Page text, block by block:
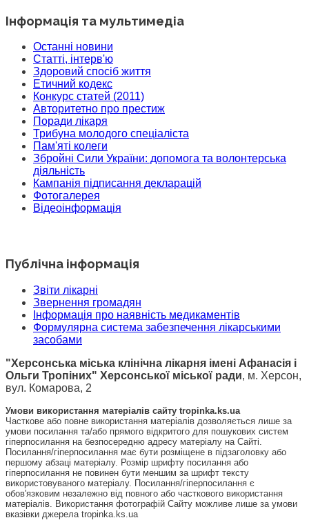
Інформація та мультимедіа
Останні новини
Статті, інтерв'ю
Здоровий спосіб життя
Етичний кодекс
Конкурс статей (2011)
Авторитетно про престиж
Поради лікаря
Трибуна молодого спеціаліста
Пам'яті колеги
Збройні Сили України: допомога та волонтерська
діяльність
Кампанія підписання декларацій
Фотогалерея
Відеоінформація
Публічна інформація
Звіти лікарні
Звернення громадян
Інформація про наявність медикаментів
Формулярна система забезпечення лікарськими
засобами
"Херсонська міська клінічна лікарня імені Афанасія і
Ольги Тропіних" Херсонської міської ради, м. Херсон,
вул. Комарова, 2
Умови використання матеріалів сайту tropinka.ks.ua
Часткове або повне використання матеріалів дозволяється лише за
умови посилання та/або прямого відкритого для пошукових систем
гіперпосилання на безпосередню адресу матеріалу на Сайті.
Посилання/гіперпосилання має бути розміщене в підзаголовку або
першому абзаці матеріалу. Розмір шрифту посилання або
гіперпосилання не повинен бути меншим за шрифт тексту
використовуваного матеріалу. Посилання/гіперпосилання є
обов'язковим незалежно від повного або часткового використання
матеріалів. Використання фотографій Сайту можливе лише за умови
вказівки джерела tropinka.ks.ua